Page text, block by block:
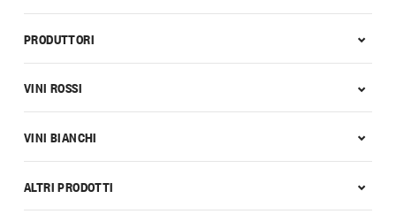
PRODUTTORI
VINI ROSSI
VINI BIANCHI
ALTRI PRODOTTI